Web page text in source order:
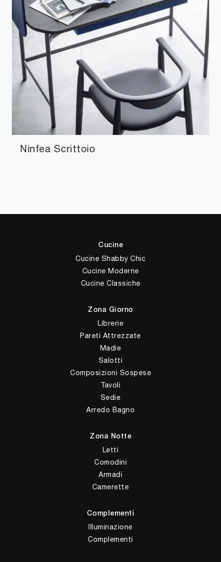
Ninfea Scrittoio
Cucine
Cucine Shabby Chic
Cucine Moderne
Cucine Classiche
Zona Giorno
Librerie
Pareti Attrezzate
Madie
Salotti
Composizioni Sospese
Tavoli
Sedie
Arredo Bagno
Zona Notte
Letti
Comodini
Armadi
Camerette
Complementi
Illuminazione
Complementi